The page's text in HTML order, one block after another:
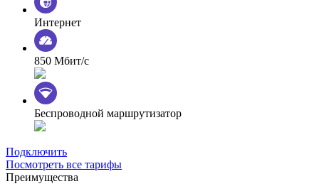
Интернет
850 Мбит/с
Беспроводной маршрутизатор
Подключить
Посмотреть все тарифы
Преимущества